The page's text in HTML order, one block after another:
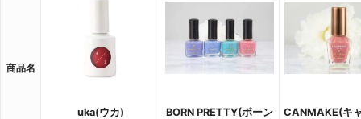
商品名
uka(ウカ)
BORN PRETTY(ボーン
CANMAKE(キ